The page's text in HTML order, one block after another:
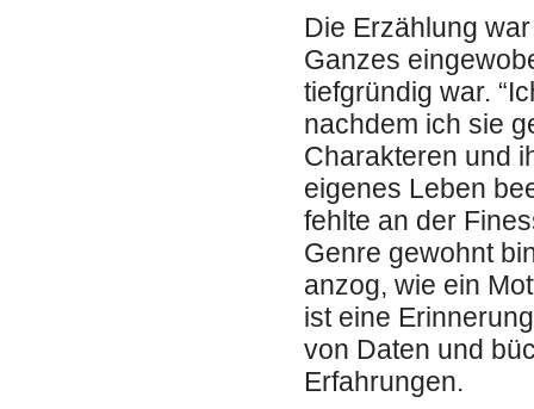
Die Erzählung
Ganzes
tiefgründig war.
nachdem ich sie
Charakteren und
eigenes Leben
fehlte an der
Genre gewohnt
anzog, wie ein
ist eine
von Daten und
Erfahrungen.